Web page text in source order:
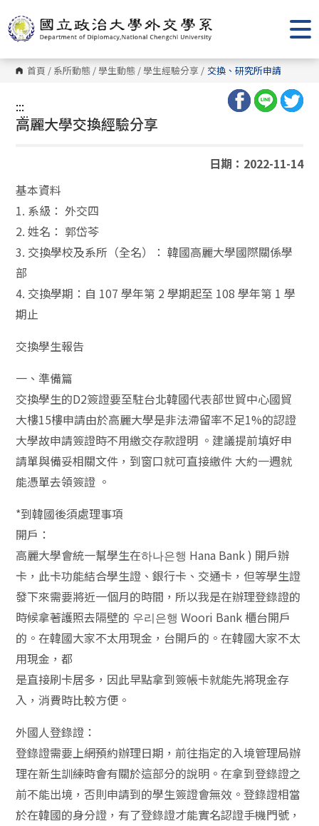
到
主
要
內
容
區 首頁 / 系所動態 /學生動態 /學生經驗分享 / 交換、研究所申請
:::
:::
高麗大學交換經驗分享
日期：2022-11-14
基本資料
1. 系級： 外交四
2. 姓名： 郭岱芩
3. 交換學校及系所（全名）： 韓國高麗大學國際關係學
部
4. 交換學期：自 107 學年第 2 學期起至 108 學年第 1 學
期止
交換學生報告
一、準備篇
交換學生的D2簽證要至駐台北韓國代表部世貿中心國貿
大樓15樓申請由於高麗大學是非法滯留率不足1%的認證
大學故申請簽證時不用繳交存款證明 。建議提前填好申
請單與備妥相關文件，到窗口就可直接繳件 大約一週就
能憑單去領簽證 。
*到韓國後須處理事項
開戶：
高麗大學會統一幫學生在하나은행 Hana Bank ) 開戶辦
卡，此卡功能結合學生證、銀行卡、交通卡，但等學生證
發下來需要將近一個月的時間，所以我是在辦理登錄證的
時候拿著護照去隔壁的 우리은행 Woori Bank 櫃台開戶
的。在韓國大家不太用現金，台開戶的。在韓國大家不太
用現金，都
是直接刷卡居多，因此早點拿到簽帳卡就能先將現金存
入，消費時比較方便。
外國人登錄證：
登錄證需要上網預約辦理日期，前往指定的入境管理局辦
理在新生訓練時會有關於這部分的說明。在拿到登錄證之
前不能出境，否則申請到的學生簽證會無效。登錄證相當
於在韓國的身分證，有了登錄證才能實名認證手機門號，